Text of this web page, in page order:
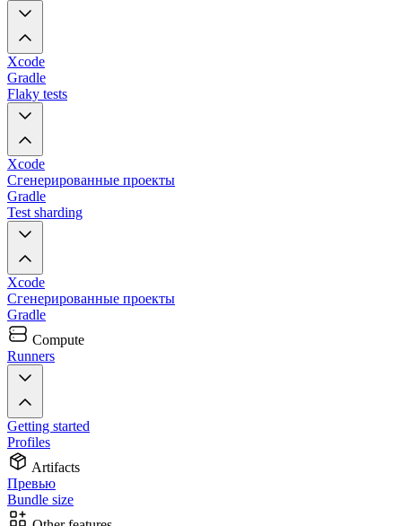
Xcode
Gradle
Flaky tests
Xcode
Сгенерированные проекты
Gradle
Test sharding
Xcode
Сгенерированные проекты
Gradle
Compute
Runners
Getting started
Profiles
Artifacts
Превью
Bundle size